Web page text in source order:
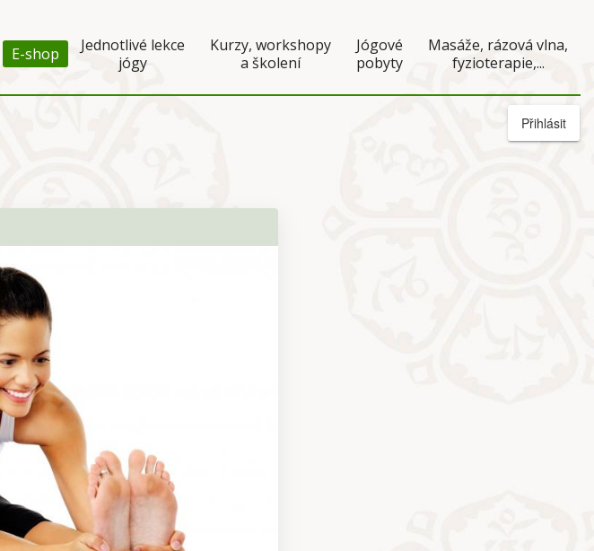
E-shop
Jednotlivé lekce
jógy
Kurzy, workshopy
a školení
Jógové
pobyty
Masáže, rázová vlna,
fyzioterapie,...
Přihlásit